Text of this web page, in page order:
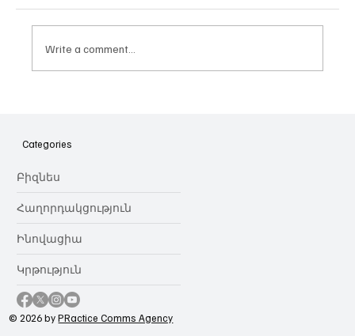
նվիրում որոշում
Write a comment...
Categories
Բիզնես
Հաղորդակցություն
Ինովացիա
Կրթություն
© 2026 byPRactice Comms Agency